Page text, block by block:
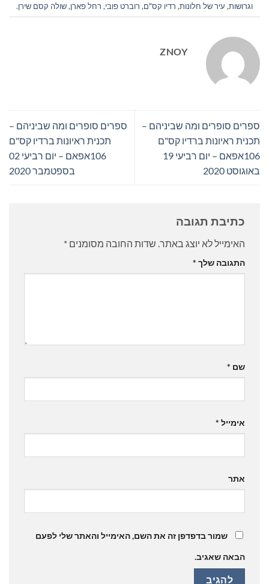
וגרושות, עיר של חלונות, רדיו קס"ם, רוברט פובי, רחל פארן,שולה קסם שירן.
ZNOY
ספרים סופרים ומה שביניהם –
תכנית ראיונות ברדיו קס"ם
106אפאם – יום רביעי 19
באוגוסט 2020
ספרים סופרים ומה שביניהם –
תכנית ראיונות ברדיו קס"ם
106אפאם – יום רביעי 02
בספטמבר 2020
כתיבת תגובה
האימייל לא יוצג באתר. שדות החובה מסומנים *
התגובה שלך *
שם *
אימייל *
אתר
שמור בדפדפן זה את השם, האימייל והאתר שלי לפעם
הבאה שאגיב.